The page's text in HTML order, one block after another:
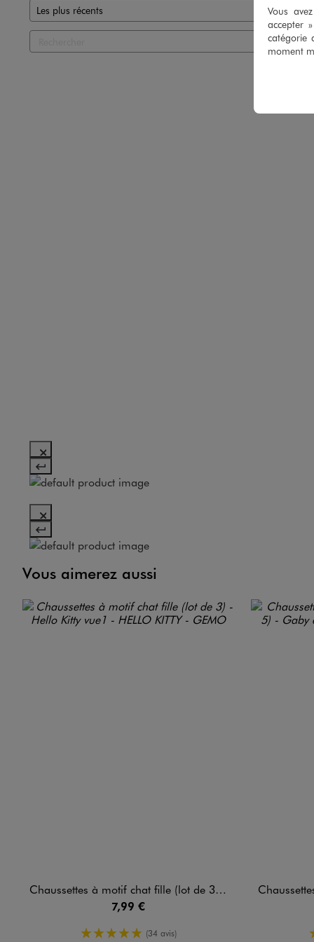
Vous aimerez aussi
Chaussettes à motif chat fille (lot de 3) - Hello Kitty
7,99 €
5/5 de moyenne
(34 avis)
Chaussettes hautes
Vous
accepter
catégorie
moment